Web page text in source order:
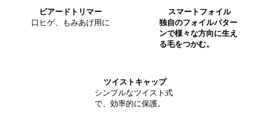
ビアードトリマー
口ヒゲ、もみあげ用に
スマートフォイル
独自のフォイルパター
ンで様々な方向に生え
る毛をつかむ。
ツイストキャップ
シンプルなツイスト式
で、効率的に保護。